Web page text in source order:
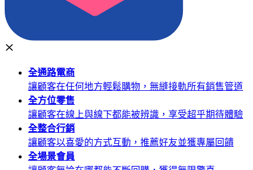
全通路電商
讓顧客在任何地方輕鬆購物，無縫接軌所有銷售管道
全方位零售
讓顧客在線上與線下都能被辨識，享受超乎期待體驗
全整合行銷
讓顧客以喜愛的方式互動，推薦好友並獲專屬回饋
全場景會員